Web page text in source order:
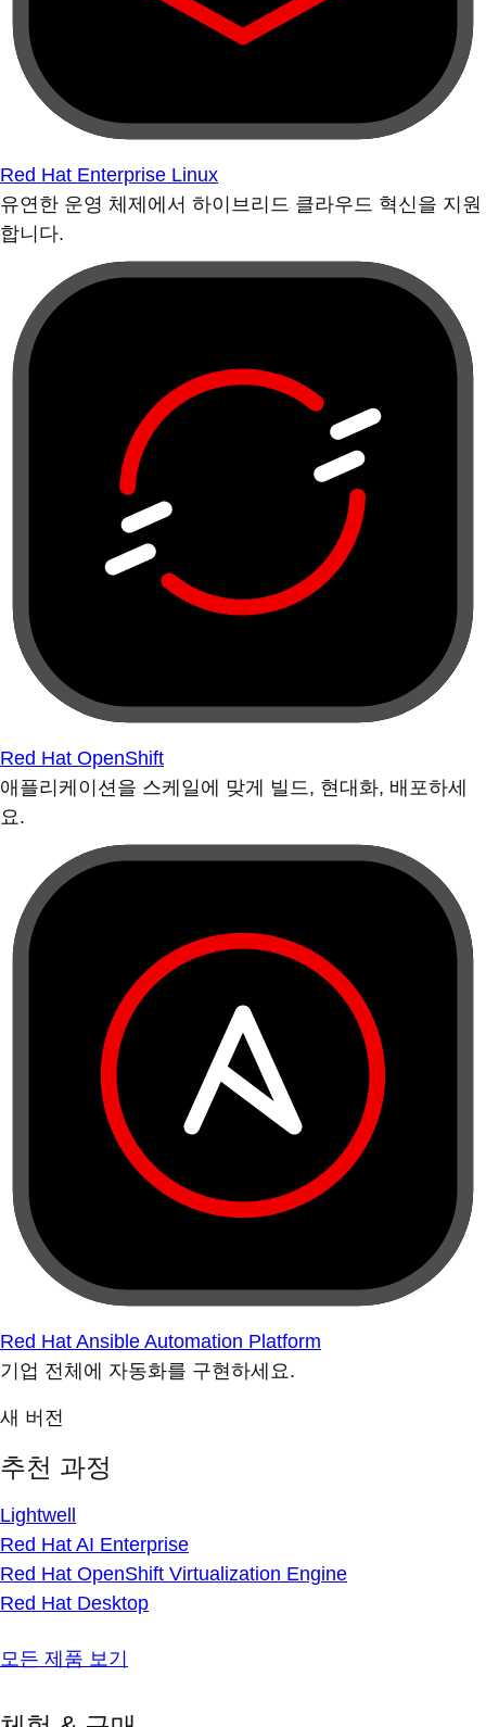
Red Hat Enterprise Linux
유연한 운영 체제에서 하이브리드 클라우드 혁신을 지원
합니다.
Red Hat OpenShift
애플리케이션을 스케일에 맞게 빌드, 현대화, 배포하세
요.
Red Hat Ansible Automation Platform
기업 전체에 자동화를 구현하세요.
새 버전
추천 과정
Lightwell
Red Hat AI Enterprise
Red Hat OpenShift Virtualization Engine
Red Hat Desktop
모든 제품 보기